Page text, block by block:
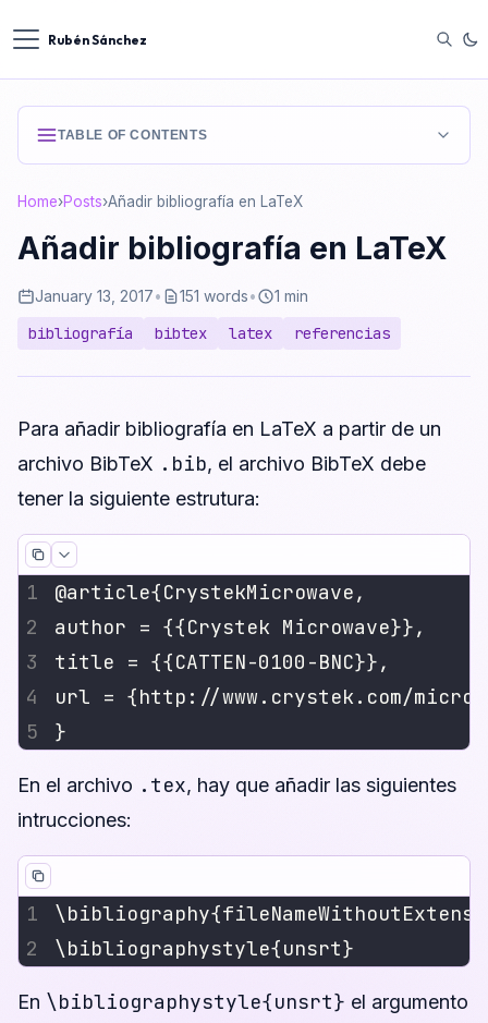
Rubén Sánchez
Home›Posts›Añadir bibliografía en LaTeX
Añadir bibliografía en LaTeX
January 13, 2017• 151 words• 1 min
bibliografía bibtex latex referencias
Para añadir bibliografía en LaTeX a partir de un
archivo BibTeX .bib, el archivo BibTeX debe
tener la siguiente estrutura:
En el archivo .tex, hay que añadir las siguientes
intrucciones:
En \bibliographystyle{unsrt} el argumento
TABLE OF CONTENTS